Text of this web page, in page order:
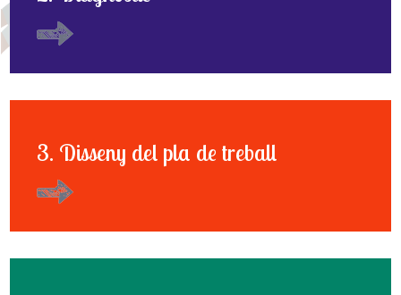
3. Disseny del pla de treball